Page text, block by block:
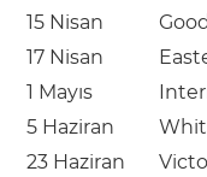
15 Nisan
17 Nisan
1 Mayıs
5 Haziran
23 Haziran